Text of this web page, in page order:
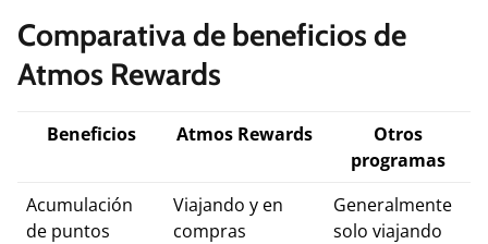
Comparativa de beneficios de
Atmos Rewards
Beneficios Atmos Rewards
Otros
programas
Acumulación
de puntos
Viajando y en
compras
Generalmente
solo viajando